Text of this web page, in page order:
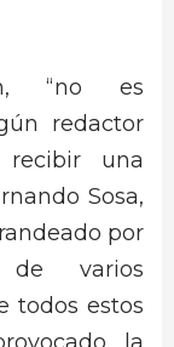
“no es
redactor
una
Sosa,
por
de varios
todos estos
la